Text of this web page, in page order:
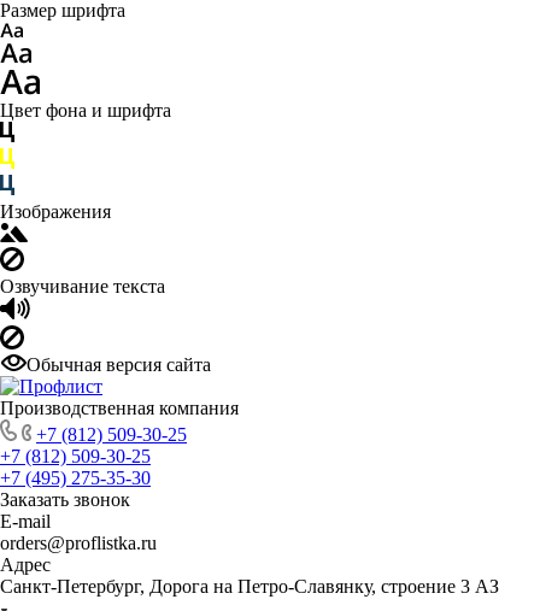
Размер шрифта
Цвет фона и шрифта
Изображения
Озвучивание текста
Обычная версия сайта
Производственная компания
+7 (812) 509-30-25
+7 (812) 509-30-25
+7 (495) 275-35-30
Заказать звонок
E-mail
orders@proflistka.ru
Адрес
Санкт-Петербург, Дорога на Петро-Славянку, строение 3 АЗ